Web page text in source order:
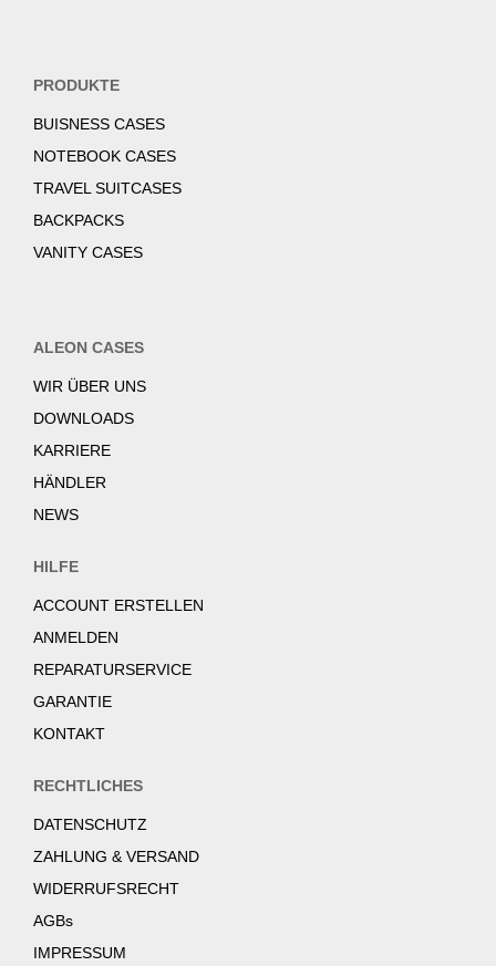
PRODUKTE
BUISNESS CASES
NOTEBOOK CASES
TRAVEL SUITCASES
BACKPACKS
VANITY CASES
ALEON CASES
WIR ÜBER UNS
DOWNLOADS
KARRIERE
HÄNDLER
NEWS
HILFE
ACCOUNT ERSTELLEN
ANMELDEN
REPARATURSERVICE
GARANTIE
KONTAKT
RECHTLICHES
DATENSCHUTZ
ZAHLUNG & VERSAND
WIDERRUFSRECHT
AGBs
IMPRESSUM